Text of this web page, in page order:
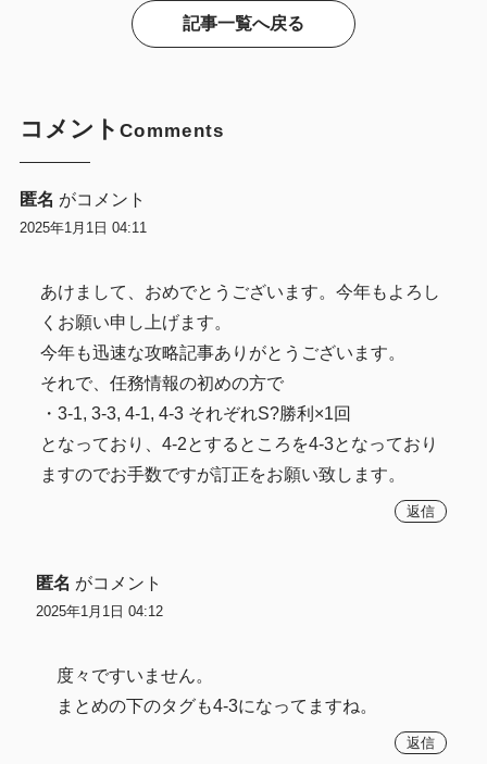
記事一覧へ戻る
コメント Comments
匿名 がコメント
2025年1月1日 04:11
あけまして、おめでとうございます。今年もよろし
くお願い申し上げます。
今年も迅速な攻略記事ありがとうございます。
それで、任務情報の初めの方で
・3-1, 3-3, 4-1, 4-3 それぞれS?勝利×1回
となっており、4-2とするところを4-3となっており
ますのでお手数ですが訂正をお願い致します。
返信
匿名 がコメント
2025年1月1日 04:12
度々ですいません。
まとめの下のタグも4-3になってますね。
返信